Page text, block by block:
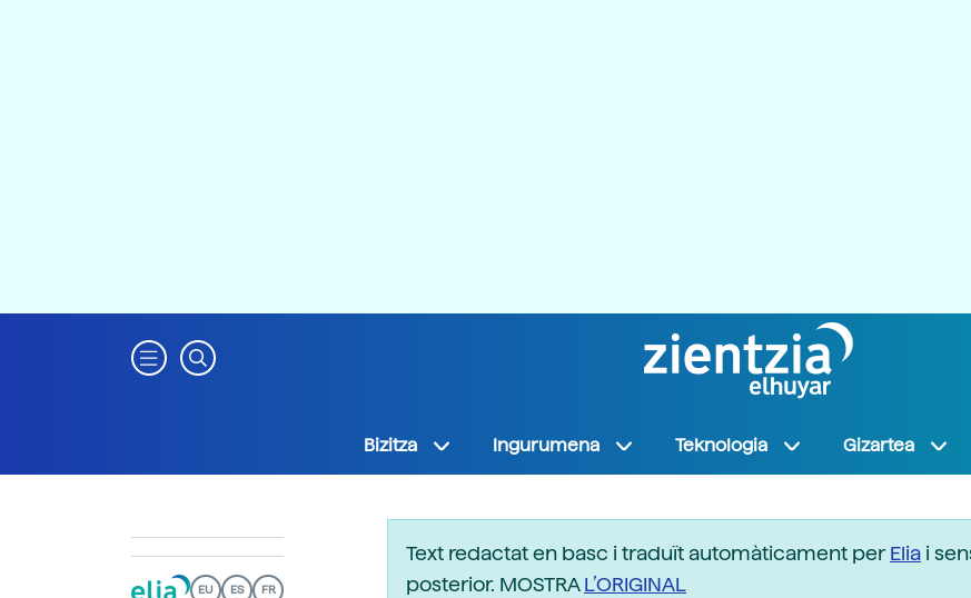
Bizitza Ingurumena Teknologia Gizartea
EU ES FR
Text redactat en basc i traduït automàticament perElia i
posterior. MOSTRAL’ORIGINAL